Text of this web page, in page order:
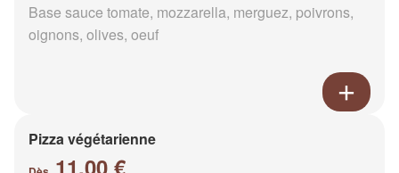
Base sauce tomate, mozzarella, merguez, poivrons,
oignons, olives, oeuf
Pizza végétarienne
11.00 €